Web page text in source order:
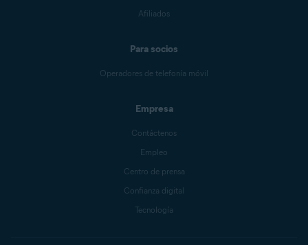
Afiliados
Para socios
Operadores de telefonía móvil
Empresa
Contáctenos
Empleo
Centro de prensa
Confianza digital
Tecnología